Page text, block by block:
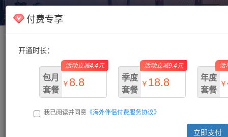
海外伴侣
付费专享
开通时长：
包月
套餐
￥ 8.8
￥13.2
活动立减4.4元
季度
套餐
￥ 18.8
￥28.2
活动立减9.4元
年度
套餐
￥
活
我已阅读并同意 《海外伴侣付费服务协议》
立即支付
主页/法国/ 里昂